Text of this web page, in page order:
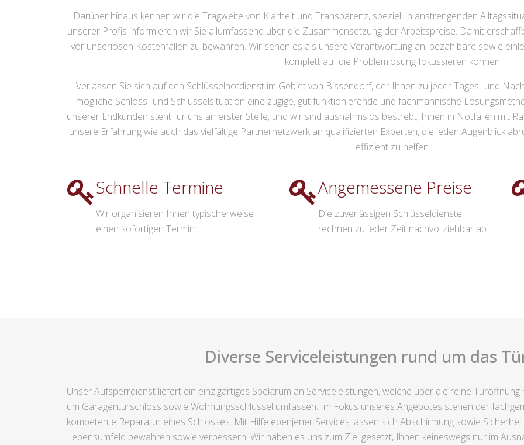
Darüber hinaus kennen wir die Tragweite von Klarheit und Transparenz, speziell in anstrengenden
unserer Profis informieren wir Sie allumfassend über die Zusammensetzung der Arbeitspreise. Damit
vor unseriösen Kostenfallen zu bewahren. Wir sehen es als unsere Verantwortung an, bezahlbare sowie
komplett auf die Problemlösung fokussieren können.
Verlassen Sie sich auf den Schlüsselnotdienst im Gebiet von Bissendorf, der Ihnen zu jeder Tages- und
mögliche Schloss- und Schlüsselsituation eine zügige, gut funktionierende und fachmännische
unserer Endkunden steht für uns an erster Stelle, und wir sind ausnahmslos bestrebt, Ihnen in Notfällen mit
unsere Erfahrung wie auch das vielfältige Partnernetzwerk an qualifizierten Experten, die jeden Augenblick
effizient zu helfen.
Schnelle Termine
Wir organisieren Ihnen typischerweise
einen sofortigen Termin.
Angemessene Preise
Die zuverlässigen Schlüsseldienste
rechnen zu jeder Zeit nachvollziehbar ab.
Diverse Serviceleistungen rund um das
Unser Aufsperrdienst liefert ein einzigartiges Spektrum an Serviceleistungen, welche über die reine
um Garagentürschloss sowie Wohnungsschlüssel umfassen. Im Fokus unseres Angebotes stehen der
kompetente Reparatur eines Schlosses. Mit Hilfe ebenjener Services lassen sich Abschirmung sowie
Lebensumfeld bewahren sowie verbessern. Wir haben es uns zum Ziel gesetzt, Ihnen keineswegs nur im